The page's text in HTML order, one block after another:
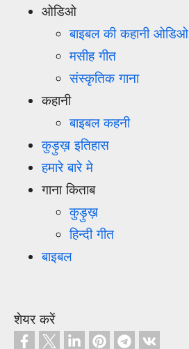
ओडिओ
बाइबल की कहानी ओडिओ
मसीह गीत
संस्कृतिक गाना
कहानी
बाइबल कहनी
कुड़ुख़ इतिहास
हमारे बारे मे
गाना किताब
कुड़ुख़
हिन्दी गीत
बाइबल
शेयर करें